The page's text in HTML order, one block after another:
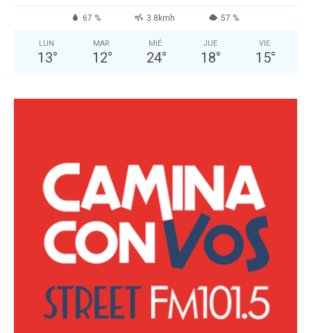
67 % 3.8kmh 57 %
LUN
13°
MAR
12°
MIÉ
24°
JUE
18°
VIE
15°